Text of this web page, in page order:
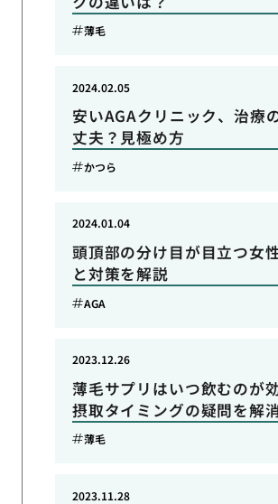
薄毛
安いAGAクリニック、治療
丈夫？見極め方
2024.02.05
かつら
頭頂部の分け目が目立つ女
と対策を解説
2024.01.04
AGA
薄毛サプリはいつ飲むのが
摂取タイミングの疑問を解
2023.12.26
薄毛
2023.11.28